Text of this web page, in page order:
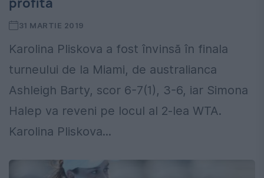
31 MARTIE 2019
Karolina Pliskova a fost învinsă în finala
turneului de la Miami, de australianca
Ashleigh Barty, scor 6-7(1), 3-6, iar Simona
Halep va reveni pe locul al 2-lea WTA.
Karolina Pliskova...